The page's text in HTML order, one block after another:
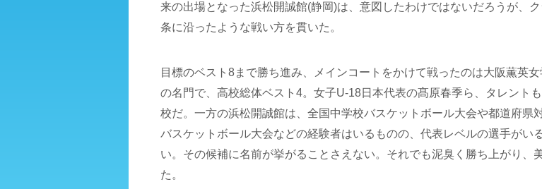
来の出場となった浜松開誠館(静岡)は、意図したわけではないだろうが、
条に沿ったような戦い方を貫いた。
目標のベスト8まで勝ち進み、メインコートをかけて戦ったのは大阪薫英
の名門で、高校総体ベスト4。女子U-18日本代表の髙原春季ら、タレント
校だ。一方の浜松開誠館は、全国中学校バスケットボール大会や都道府県
バスケットボール大会などの経験者はいるものの、代表レベルの選手がい
い。その候補に名前が挙がることさえない。それでも泥臭く勝ち上がり、
た。